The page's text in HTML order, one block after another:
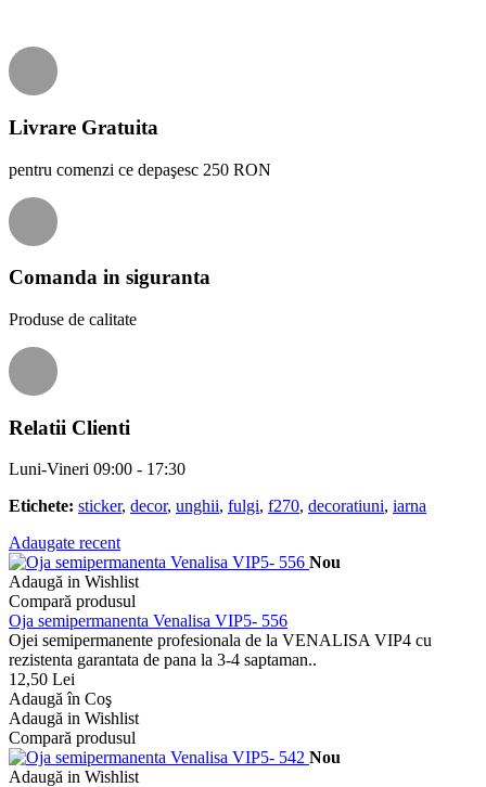
Livrare Gratuita
pentru comenzi ce depaşesc 250 RON
Comanda in siguranta
Produse de calitate
Relatii Clienti
Luni-Vineri 09:00 - 17:30
Etichete: sticker, decor, unghii, fulgi, f270, decoratiuni, iarna
Adaugate recent
Nou
Adaugă in Wishlist
Compară produsul
Oja semipermanenta Venalisa VIP5- 556
Ojei semipermanente profesionala de la VENALISA VIP4 cu
rezistenta garantata de pana la 3-4 saptaman..
12,50 Lei
Adaugă în Coş
Adaugă in Wishlist
Compară produsul
Nou
Adaugă in Wishlist